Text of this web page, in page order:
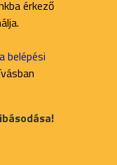
érkező
belépési